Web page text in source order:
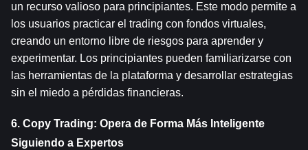
un recurso valioso para principiantes. Este modo permite a
los usuarios practicar el trading con fondos virtuales,
creando un entorno libre de riesgos para aprender y
experimentar. Los principiantes pueden familiarizarse con
las herramientas de la plataforma y desarrollar estrategias
sin el miedo a pérdidas financieras.
6. Copy Trading: Opera de Forma Más Inteligente
Siguiendo a Expertos